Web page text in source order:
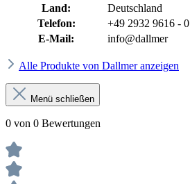
Land:
Deutschland
Telefon:
+49 2932 9616 - 0
E-Mail:
info@dallmer
Alle Produkte von Dallmer anzeigen
Menü schließen
0 von 0 Bewertungen